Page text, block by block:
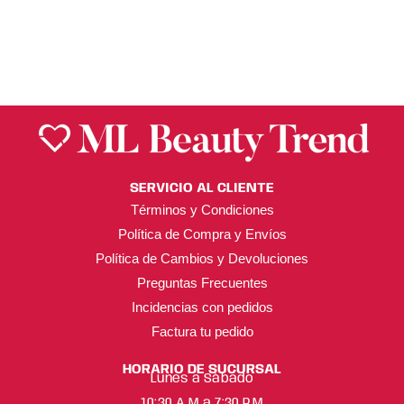
SERVICIO AL CLIENTE
Términos y Condiciones
Política de Compra y Envíos
Política de Cambios y Devoluciones
Preguntas Frecuentes
Incidencias con pedidos
Factura tu pedido
HORARIO DE SUCURSAL
Lunes a Sábado